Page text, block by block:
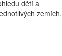
dětí a
zemích,